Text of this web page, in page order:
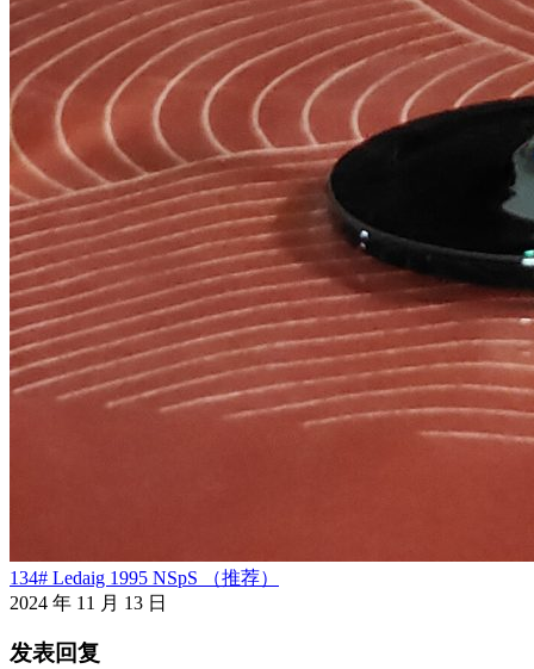
134# Ledaig 1995 NSpS （推荐）
2024 年 11 月 13 日
发表回复